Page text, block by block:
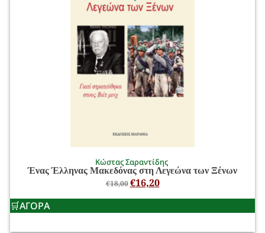
Κώστας Σαραντίδης
Ένας Έλληνας Μακεδόνας στη Λεγεώνα των Ξένων
€18,00 €16,20
ΑΓΟΡΑ